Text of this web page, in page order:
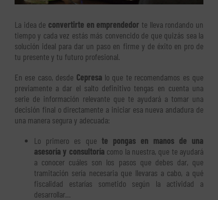
La idea de convertirte en emprendedor te lleva rondando un
tiempo y cada vez estás más convencido de que quizás sea la
solución ideal para dar un paso en firme y de éxito en pro de
tu presente y tu futuro profesional.
En ese caso, desde Cepresa lo que te recomendamos es que
previamente a dar el salto definitivo tengas en cuenta una
serie de información relevante que te ayudará a tomar una
decisión final o directamente a iniciar esa nueva andadura de
una manera segura y adecuada:
Lo primero es que te pongas en manos de una
asesoría y consultoría como la nuestra, que te ayudará
a conocer cuáles son los pasos que debes dar, que
tramitación sería necesaria que llevaras a cabo, a qué
fiscalidad estarías sometido según la actividad a
desarrollar…